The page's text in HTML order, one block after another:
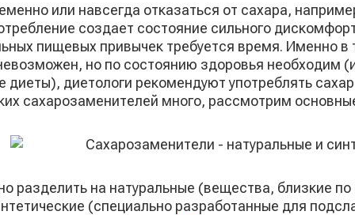
или навсегда отказаться от сахара,
создает состояние сильного
пищевых привычек требуется время. Именно
но по состоянию здоровья необходим
диеты), диетологи рекомендуют употреблять
сахарозаменителей много, рассмотрим
разделить на натуральные (вещества, близкие
(специально разработанные для